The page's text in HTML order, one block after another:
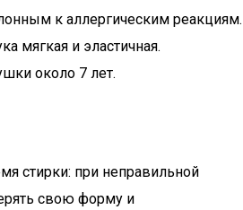
к аллергическим реакциям.
мягкая и эластичная.
около 7 лет.
стирки: при неправильной
свою форму и